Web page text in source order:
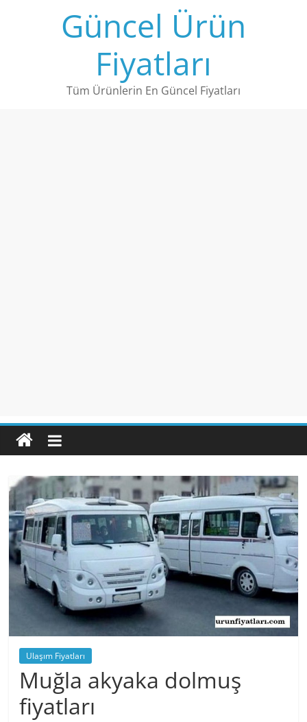
Güncel Ürün
Fiyatları
Tüm Ürünlerin En Güncel Fiyatları
Ulaşım Fiyatları
Muğla akyaka dolmuş
fiyatları